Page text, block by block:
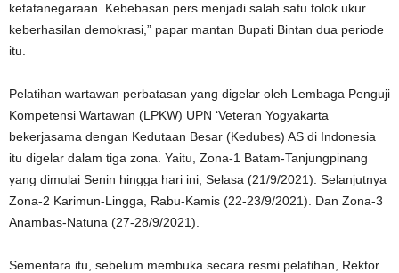
ketatanegaraan. Kebebasan pers menjadi salah satu tolok ukur
keberhasilan demokrasi,” papar mantan Bupati Bintan dua periode
itu.
Pelatihan wartawan perbatasan yang digelar oleh Lembaga Penguji
Kompetensi Wartawan (LPKW) UPN ‘Veteran Yogyakarta
bekerjasama dengan Kedutaan Besar (Kedubes) AS di Indonesia
itu digelar dalam tiga zona. Yaitu, Zona-1 Batam-Tanjungpinang
yang dimulai Senin hingga hari ini, Selasa (21/9/2021). Selanjutnya
Zona-2 Karimun-Lingga, Rabu-Kamis (22-23/9/2021). Dan Zona-3
Anambas-Natuna (27-28/9/2021).
Sementara itu, sebelum membuka secara resmi pelatihan, Rektor